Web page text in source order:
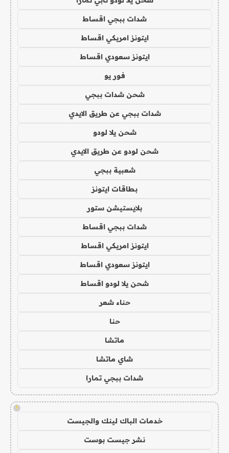
شدات ببجي اقساط
ايتونز امريكي اقساط
ايتونز سعودي اقساط
فور يو
شحن شدات ببجي
شدات ببجي عن طريق الايدي
شحن يلا لودو
شحن لودو عن طريق الايدي
شعبية ببجي
بطاقات ايتونز
بلايستيشن ستور
شدات ببجي اقساط
ايتونز امريكي اقساط
ايتونز سعودي اقساط
شحن يلا لودو اقساط
حناء شعر
حنا
ماتشا
شاي ماتشا
شدات ببجي تمارا
!
خدمات الباك لينك والجيست
نشر جيست بوست